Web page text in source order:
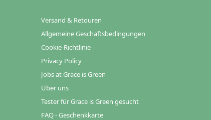
Versand & Retouren
Allgemeine Geschäftsbedingungen
Cookie-Richtlinie
Privacy Policy
Jobs at Grace is Green
Über uns
Tester für Grace is Green gesucht
FAQ - Geschenkkarte